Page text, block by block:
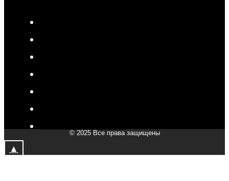
© 2025 Все права защищены
▲